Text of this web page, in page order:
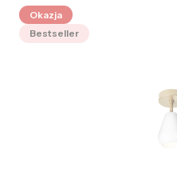
Okazja
Bestseller